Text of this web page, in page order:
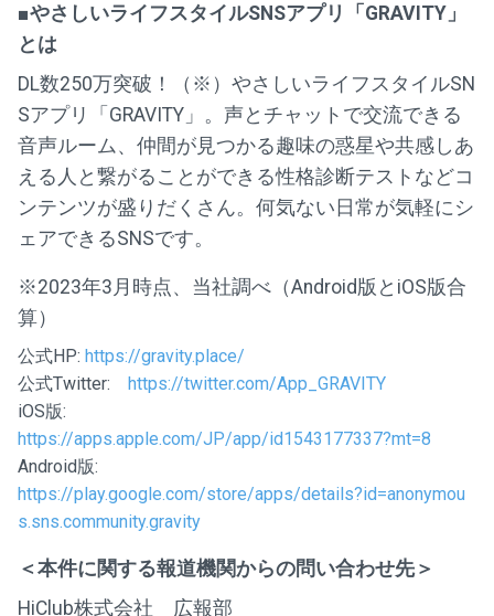
■やさしいライフスタイルSNSアプリ「GRAVITY」
とは
DL数250万突破！（※）やさしいライフスタイルSN
Sアプリ「GRAVITY」。声とチャットで交流できる
音声ルーム、仲間が見つかる趣味の惑星や共感しあ
える人と繋がることができる性格診断テストなどコ
ンテンツが盛りだくさん。何気ない日常が気軽にシ
ェアできるSNSです。
※2023年3月時点、当社調べ（Android版とiOS版合
算）
公式HP: https://gravity.place/
公式Twitter: https://twitter.com/App_GRAVITY
iOS版:
https://apps.apple.com/JP/app/id1543177337?mt=8
Android版:
https://play.google.com/store/apps/details?id=anonymou
s.sns.community.gravity
＜本件に関する報道機関からの問い合わせ先＞
HiClub株式会社 広報部